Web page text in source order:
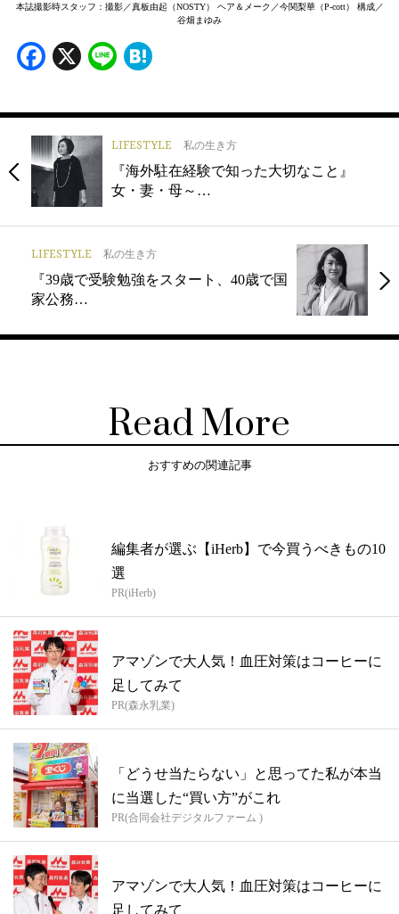
本誌撮影時スタッフ：撮影／真板由起（NOSTY） ヘア＆メーク／今関梨華（P-cott） 構成／
谷畑まゆみ
Facebook
X Line
LIFESTYLE 私の生き方
『海外駐在経験で知った大切なこと』
女・妻・母～…
LIFESTYLE 私の生き方
『39歳で受験勉強をスタート、40歳で国
家公務…
Read More
おすすめの関連記事
編集者が選ぶ【iHerb】で今買うべきもの10
選
PR(iHerb)
アマゾンで大人気！血圧対策はコーヒーに
足してみて
PR(森永乳業)
「どうせ当たらない」と思ってた私が本当
に当選した“買い方”がこれ
PR(合同会社デジタルファーム )
アマゾンで大人気！血圧対策はコーヒーに
足してみて